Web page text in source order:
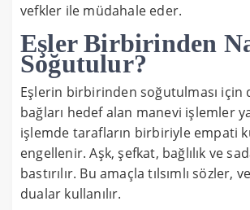
vefkler ile müdahale eder.
Eşler Birbirinden
Soğutulur?
Eşlerin birbirinden soğutulması için
bağları hedef alan manevi işlemler
işlemde tarafların birbiriyle empati
engellenir. Aşk, şefkat, bağlılık ve
bastırılır. Bu amaçla tılsımlı sözler,
dualar kullanılır.